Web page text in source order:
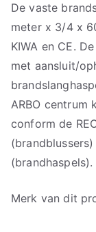
De vaste
meter x 3/4 x
KIWA en CE.
met aansluit/
ARBO centrum
conform de
(brandhaspels).
Merk van dit